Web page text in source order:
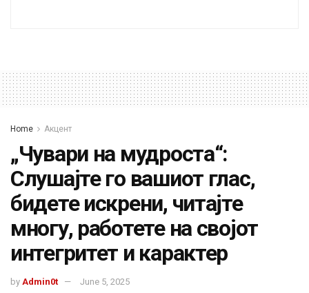
Home Акцент
„Чувари на мудроста“:
Слушајте го вашиот глас,
бидете искрени, читајте
многу, работете на својот
интегритет и карактер
by Admin0t June 5, 2025